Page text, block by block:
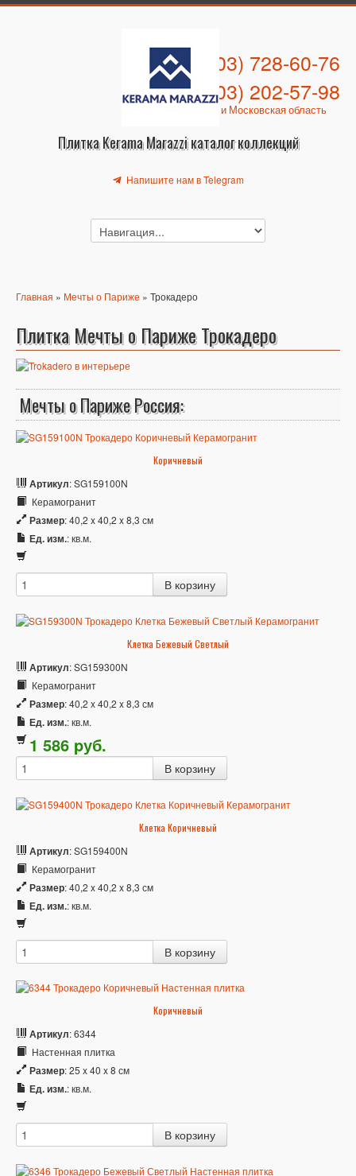
Плитка Kerama Marazzi каталог коллекций
+7 (903) 728-60-76
+7 (903) 202-57-98
Москва и Московская область
Напишите нам в Telegram
Главная » Мечты о Париже » Трокадеро
Плитка Мечты о Париже Трокадеро
Мечты о Париже Россия:
Коричневый
Артикул: SG159100N
Керамогранит
Размер: 40,2 x 40,2 x 8,3 см
Ед. изм.: кв.м.
Клетка Бежевый Светлый
Артикул: SG159300N
Керамогранит
Размер: 40,2 x 40,2 x 8,3 см
Ед. изм.: кв.м.
1 586 pуб.
Клетка Коричневый
Артикул: SG159400N
Керамогранит
Размер: 40,2 x 40,2 x 8,3 см
Ед. изм.: кв.м.
Коричневый
Артикул: 6344
Настенная плитка
Размер: 25 x 40 x 8 см
Ед. изм.: кв.м.